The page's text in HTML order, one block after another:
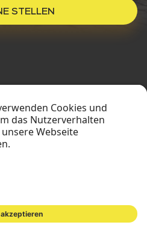
STELLEN
All Rights Reserved.
INVESTOR RELATIONS
DATENSCHUTZ